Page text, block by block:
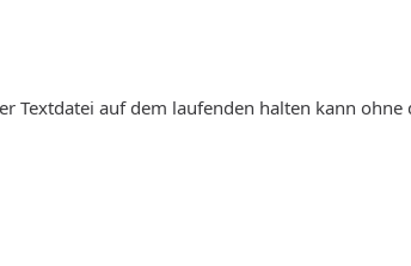
Textdatei auf dem laufenden halten kann ohne